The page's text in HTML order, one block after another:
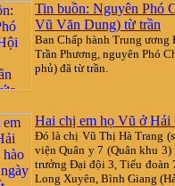
Tin buồn: Nguyên Phó
Vũ Văn Dung) từ trần
Ban Chấp hành Trung
Trần Phương, nguyên Phó
phủ) đã từ trần.
Hai chị em họ Vũ ở Hải
Đó là chị Vũ Thị Hà Trang
viện Quân y 7 (Quân khu
trưởng Đại đội 3, Tiểu đoàn
Long Xuyên, Bình Giang